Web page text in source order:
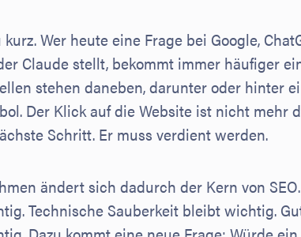
Wer heute eine Frage bei Google,
Claude stellt, bekommt immer häufiger
stehen daneben, darunter oder hinter
Der Klick auf die Website ist nicht mehr
Schritt. Er muss verdient werden.
ändert sich dadurch der Kern von
Technische Sauberkeit bleibt wichtig.